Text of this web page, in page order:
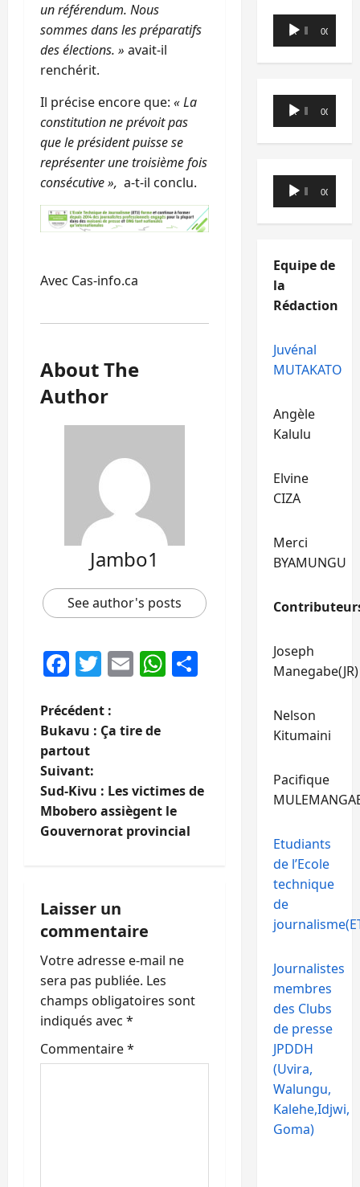
un référendum. Nous
sommes dans les préparatifs
des élections. » avait-il
renchérit.
Il précise encore que: « La
constitution ne prévoit pas
que le président puisse se
représenter une troisième fois
consécutive », a-t-il conclu.
Avec Cas-info.ca
About The
Author
Jambo1
See author's posts
Facebook
Twitter
EmailWhatsApp
Partager
N
a
v
i
t
i
o
n
d
Précédent :
Bukavu : Ça tire de
partout
Suivant:
Sud-Kivu : Les victimes de
Mbobero assiègent le
Gouvernorat provincial
Laisser un
commentaire
Votre adresse e-mail ne
sera pas publiée. Les
champs obligatoires sont
indiqués avec *
Commentaire*
Lecteur
audio
00:00 00:00
Lecteur
audio
00:00 00:00
Lecteur
audio
00:00 00:00
Equipe de
la
Rédaction
Juvénal
MUTAKATO
Angèle
Kalulu
Elvine
CIZA
Merci
BYAMUNGU
Joseph
Manegabe(JR)
Nelson
Kitumaini
Pacifique
Etudiants
de l’Ecole
technique
de
Journalistes
membres
des Clubs
de presse
JPDDH
(Uvira,
Walungu,
Kalehe,Idjwi,
Goma)